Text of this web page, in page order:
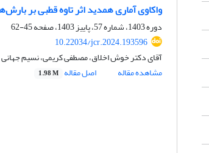
واکاوی آماری همدید اثر تاوه قطبی بر
دوره 1403، شماره 57، پاییز 1403، صفحه
45-62
10.22034/jcr.2024.193596
آقای دکتر خوش اخلاق، مصطفی کریمی، نسیم جهانی
مشاهده مقاله
اصل مقاله 1.98 M